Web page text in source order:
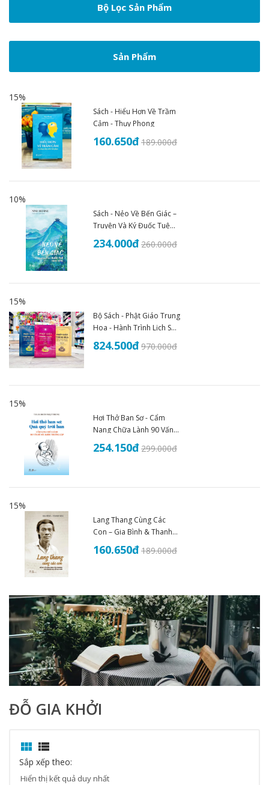
Bộ Lọc Sản Phẩm
Sản Phẩm
15%
Sách - Hiểu Hơn Về Trầm
Cảm - Thụy Phong
160.650đ189.000đ
10%
Sách - Nẻo Về Bến Giác –
Truyện Và Ký Đuốc Tuệ
(1935–1945) - An Thư
Book
234.000đ260.000đ
15%
Bộ Sách - Phật Giáo Trung
Hoa - Hành Trình Lịch Sử
Văn Hóa Và Tư Tưởng
(Trọn Bộ 3 Tập)
824.500đ970.000đ
15%
Hơi Thở Ban Sơ - Cẩm
Nang Chữa Lành 90 Vấn
Đề Sức Khoẻ - THS.BS
Đoàn Nhật Trung (2025)
254.150đ299.000đ
15%
Lang Thang Cùng Các
Con – Gia Bình & Thanh
Nhã
160.650đ189.000đ
ĐỖ GIA KHỞI
 
Sắp xếp theo:
Hiển thị kết quả duy nhất